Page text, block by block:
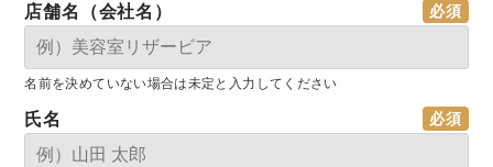
店舗名（会社名）
名前を決めていない場合は未定と入力してください
氏名